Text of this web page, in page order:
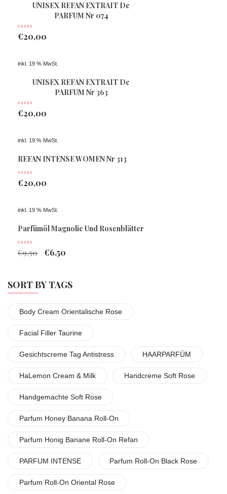
UNISEX REFAN EXTRAIT De
PARFUM Nr 074
€20,00
inkl. 19 % MwSt.
UNISEX REFAN EXTRAIT De
PARFUM Nr 363
€20,00
inkl. 19 % MwSt.
REFAN INTENSE WOMEN Nr 313
€20,00
inkl. 19 % MwSt.
Parfümöl Magnolie Und Rosenblätter
€9,50 €6,50
SORT BY TAGS
Body Cream Orientalische Rose
Facial Filler Taurine
Gesichtscreme Tag Antistress HAARPARFÜM
HaLemon Cream & Milk Handcreme Soft Rose
Handgemachte Soft Rose
Parfum Honey Banana Roll-On
Parfum Honig Banane Roll-On Refan
PARFUM INTENSE Parfum Roll-On Black Rose
Parfum Roll-On Oriental Rose